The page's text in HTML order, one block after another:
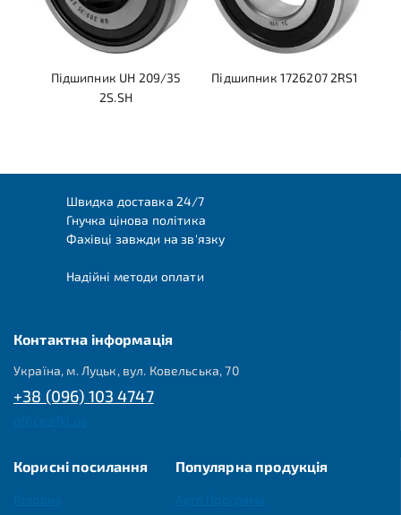
Підшипник UH 209/35
2S.SH
Підшипник 1726207 2RS1
Швидка доставка 24/7
Гнучка цінова політика
Фахівці завжди на зв'язку
Надійні методи оплати
Контактна інформація
Україна, м. Луцьк, вул. Ковельська, 70
+38 (096) 103 4747
Корисні посилання Популярна продукція